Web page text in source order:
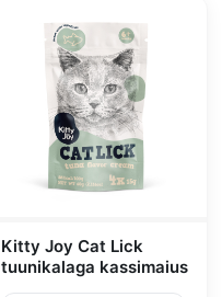
Kitty Joy Cat Lick
tuunikalaga kassimaius